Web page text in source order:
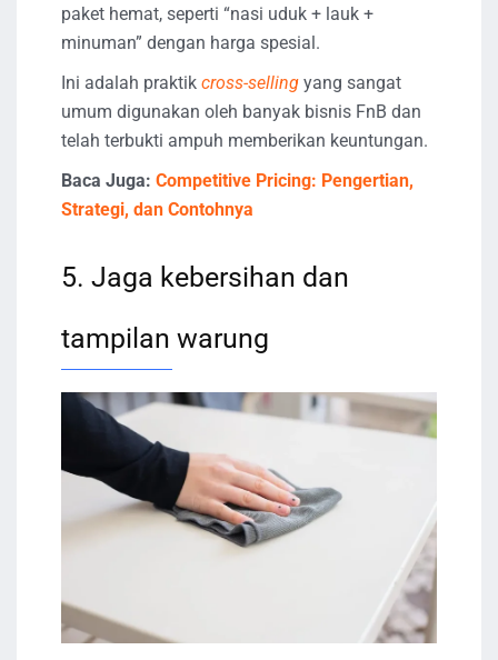
paket hemat, seperti “nasi uduk + lauk +
minuman” dengan harga spesial.
Ini adalah praktik cross-selling yang sangat
umum digunakan oleh banyak bisnis FnB dan
telah terbukti ampuh memberikan keuntungan.
Baca Juga: Competitive Pricing: Pengertian,
Strategi, dan Contohnya
5. Jaga kebersihan dan
tampilan warung